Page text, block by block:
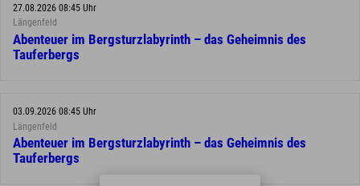
27.08.2026 08:45 Uhr
Längenfeld
Abenteuer im Bergsturzlabyrinth – das Geheimnis des
Tauferbergs
03.09.2026 08:45 Uhr
Längenfeld
Abenteuer im Bergsturzlabyrinth – das Geheimnis des
Tauferbergs